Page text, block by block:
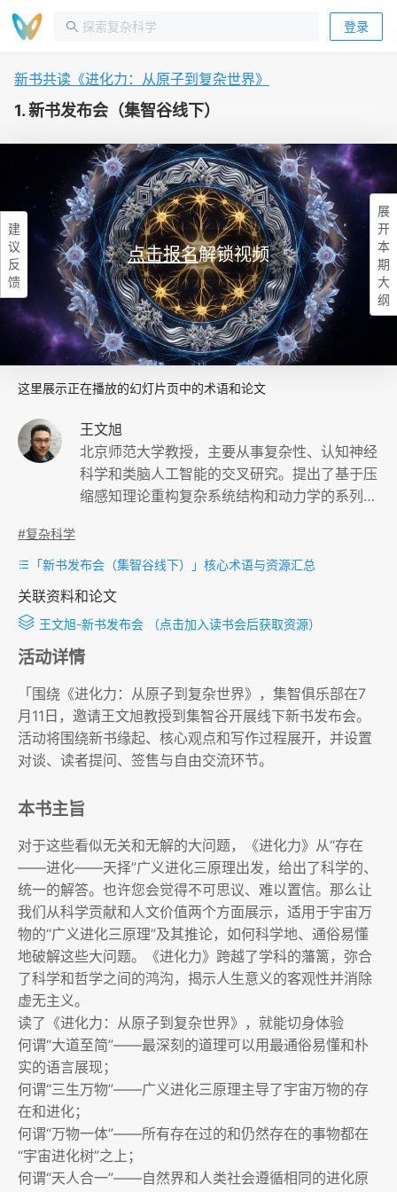
登录
新书共读《进化力：从原子到复杂世界》
1. 新书发布会（集智谷线下）
点击报名解锁视频
建
议
反
馈
展
开
本
期
大
纲
这里展示正在播放的幻灯片页中的术语和论文
王文旭
北京师范大学教授，主要从事复杂性、认知神经
科学和类脑人工智能的交叉研究。提出了基于压
缩感知理论重构复杂系统结构和动力学的系列方
表于Phys. Rev. Lett.等期刊。
#复杂科学
「新书发布会（集智谷线下）」核心术语与资源汇总
关联资料和论文
王文旭-新书发布会 （点击加入读书会后获取资源）
活动详情
「围绕《进化力：从原子到复杂世界》，集智俱乐部在7
月11日，邀请王文旭教授到集智谷开展线下新书发布会。
活动将围绕新书缘起、核心观点和写作过程展开，并设置
对谈、读者提问、签售与自由交流环节。
本书主旨
对于这些看似无关和无解的大问题，《进化力》从“存在
——进化——天择”广义进化三原理出发，给出了科学的、
统一的解答。也许您会觉得不可思议、难以置信。那么让
我们从科学贡献和人文价值两个方面展示，适用于宇宙万
物的“广义进化三原理”及其推论，如何科学地、通俗易懂
地破解这些大问题。《进化力》跨越了学科的藩篱，弥合
了科学和哲学之间的鸿沟，揭示人生意义的客观性并消除
虚无主义。
读了《进化力：从原子到复杂世界》，就能切身体验
何谓“大道至简”——最深刻的道理可以用最通俗易懂和朴
实的语言展现；
何谓“三生万物”——广义进化三原理主导了宇宙万物的存
在和进化；
何谓“万物一体”——所有存在过的和仍然存在的事物都在
“宇宙进化树”之上；
何谓“天人合一”——自然界和人类社会遵循相同的进化原